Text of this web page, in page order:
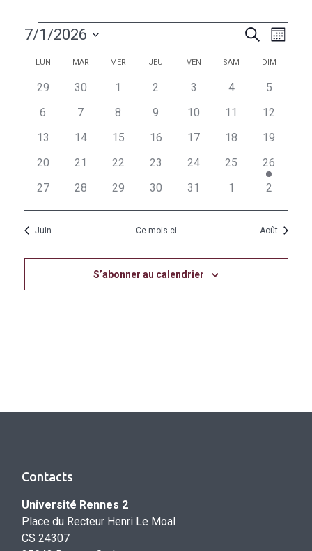
Évènements
vues
Recherche
de
Mois
7/1/2026
date.
Calendrier
de
Évènements
Calendrier
de
Évènements
LUN MAR MER JEU VEN SAM DIM
0
29
0
30
0
1
0
2
0
3
0
4
0
5
0
6
0
7
0
8
0
9
0
10
0
11
0
12
0
13
0
14
0
15
0
16
0
17
0
18
0
19
0
20
0
21
0
22
0
23
0
24
0
évènements
25
1
26
0
27
0
28
0
29
0
30
0
31
0
1
0
2
Juin Ce mois-ci Août
S’abonner au calendrier
Contacts
Université Rennes 2
Place du Recteur Henri Le Moal
CS 24307